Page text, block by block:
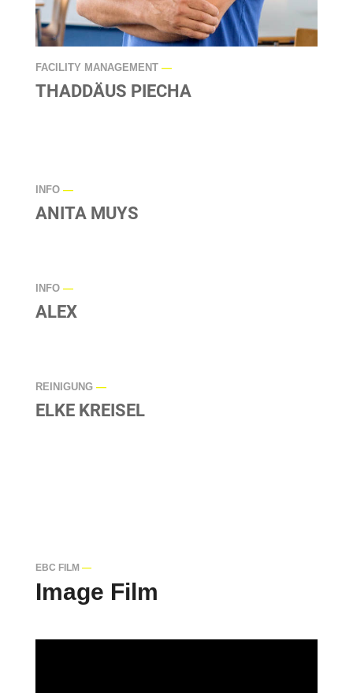
FACILITY MANAGEMENT —
THADDÄUS PIECHA
INFO —
ANITA MUYS
INFO —
ALEX
REINIGUNG —
ELKE KREISEL
EBC FILM —
Image Film